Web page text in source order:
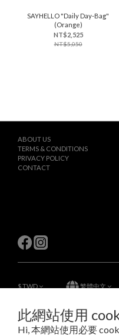
此網站使用
Hi, 本網站使用必要
SAYHELLO "Daily Day-Bag"
(Orange)
NT$2,525
NT$5,050
ABOUT US
TERMS & CONDITIONS
PRIVACY POLICY
CONTACT
$TWD 繁體中文
Copyright © 2023